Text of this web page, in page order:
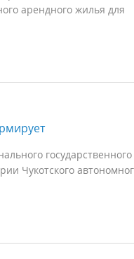
арендного жилья для
государственного
Чукотского